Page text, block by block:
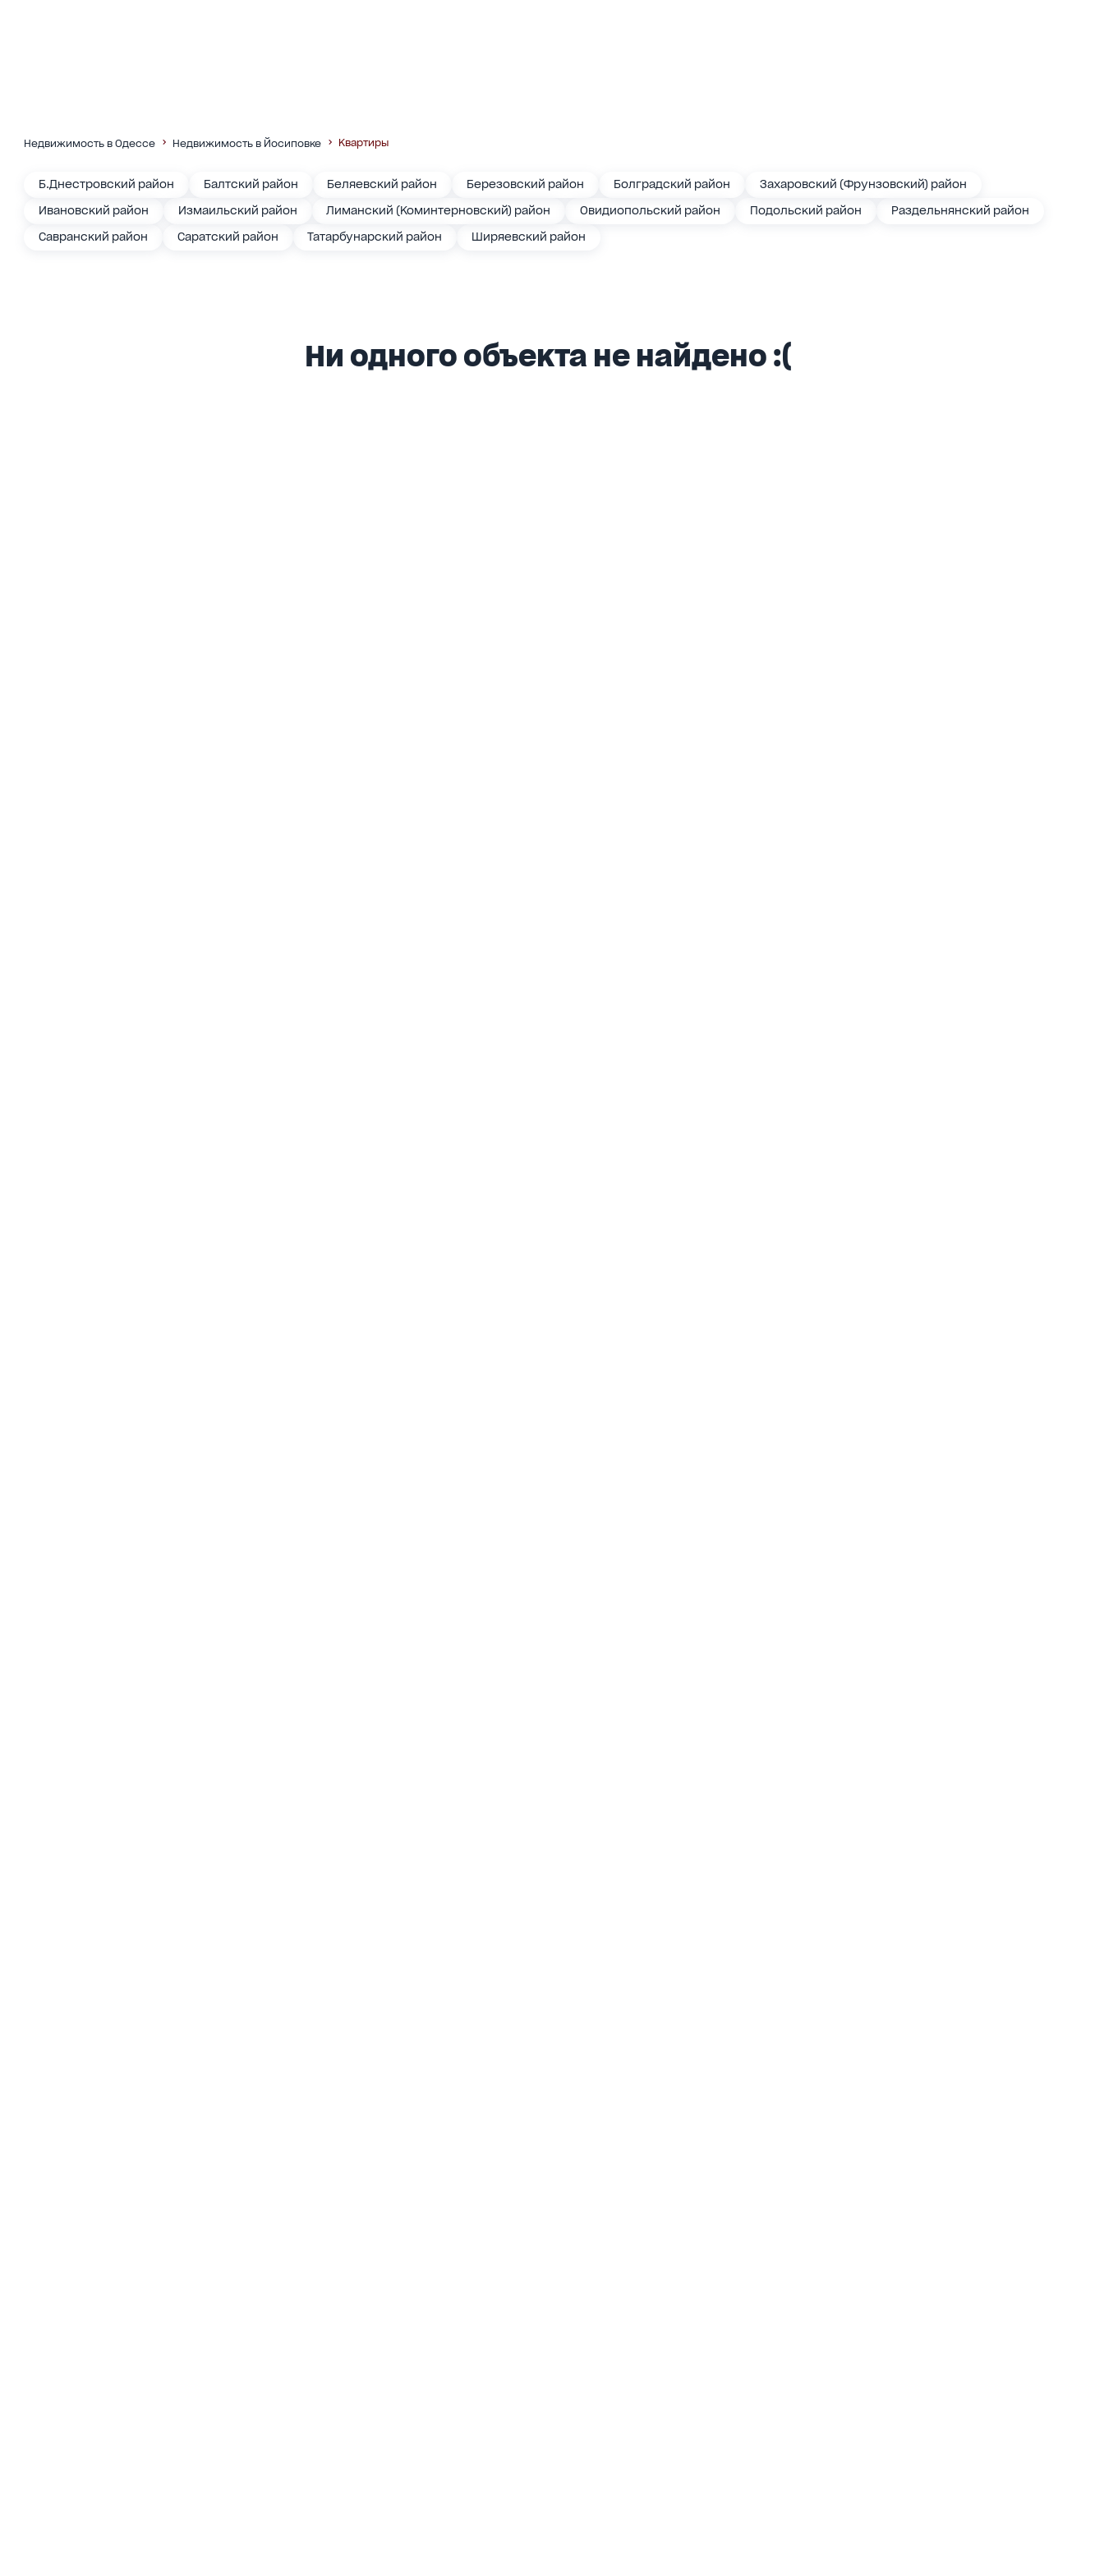
Недвижимость в Одессе Недвижимость в Йосиповке Квартиры
Б.Днестровский район Балтский район Беляевский район Березовский район Болградский район
Захаровский (Фрунзовский) район
Ивановский район
Измаильский район Лиманский (Коминтерновский) район Овидиопольский район Подольский район
Раздельнянский район
Савранский район
Саратский район Татарбунарский район Ширяевский район
Ни одного объекта не найдено :(